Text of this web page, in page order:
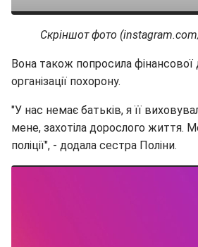
Скріншот фото
Вона також попросила
організації похорону.
"У нас немає батьків, я її
мене, захотіла дорослого життя.
поліції", - додала сестра Поліни.